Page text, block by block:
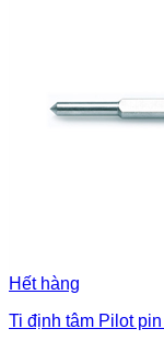
Hết hàng
Ti định tâm Pilot